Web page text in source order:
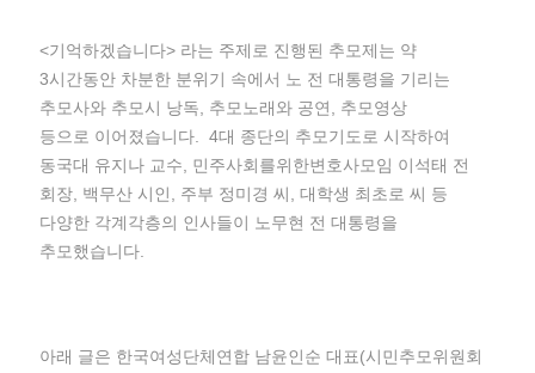
<기억하겠습니다> 라는 주제로 진행된 추모제는 약
3시간동안 차분한 분위기 속에서 노 전 대통령을 기리는
추모사와 추모시 낭독, 추모노래와 공연, 추모영상
등으로 이어졌습니다. 4대 종단의 추모기도로 시작하여
동국대 유지나 교수, 민주사회를위한변호사모임 이석태 전
회장, 백무산 시인, 주부 정미경 씨, 대학생 최초로 씨 등
다양한 각계각층의 인사들이 노무현 전 대통령을
추모했습니다.
아래 글은 한국여성단체연합 남윤인순 대표(시민추모위원회